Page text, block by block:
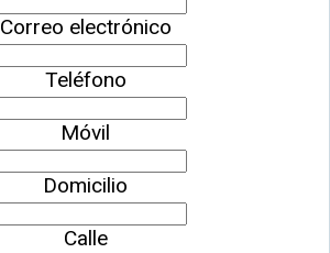
Correo electrónico
Teléfono
Móvil
Domicilio
Calle